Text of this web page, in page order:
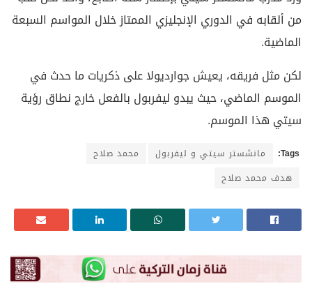
من ألقابه في الدوري الإنجليزي الممتاز خلال المواسم السبعة
الماضية.
لكن مثل فريقه، يعيش جوارديولا على ذكريات ما حدث في
الموسم الماضي، حيث يبدو ليفربول بالفعل خارج نطاق رؤية
سيتي هذا الموسم.
Tags: مانشستر سيتي و ليفربول
محمد صلاح
هدف محمد صلاح